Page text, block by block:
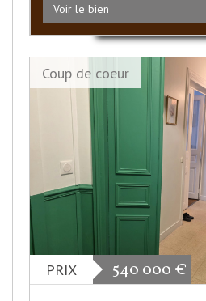
Voir le bien
Coup de coeur
PRIX 540 000 €